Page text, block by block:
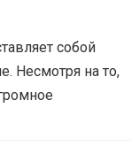
собой
Несмотря на то,